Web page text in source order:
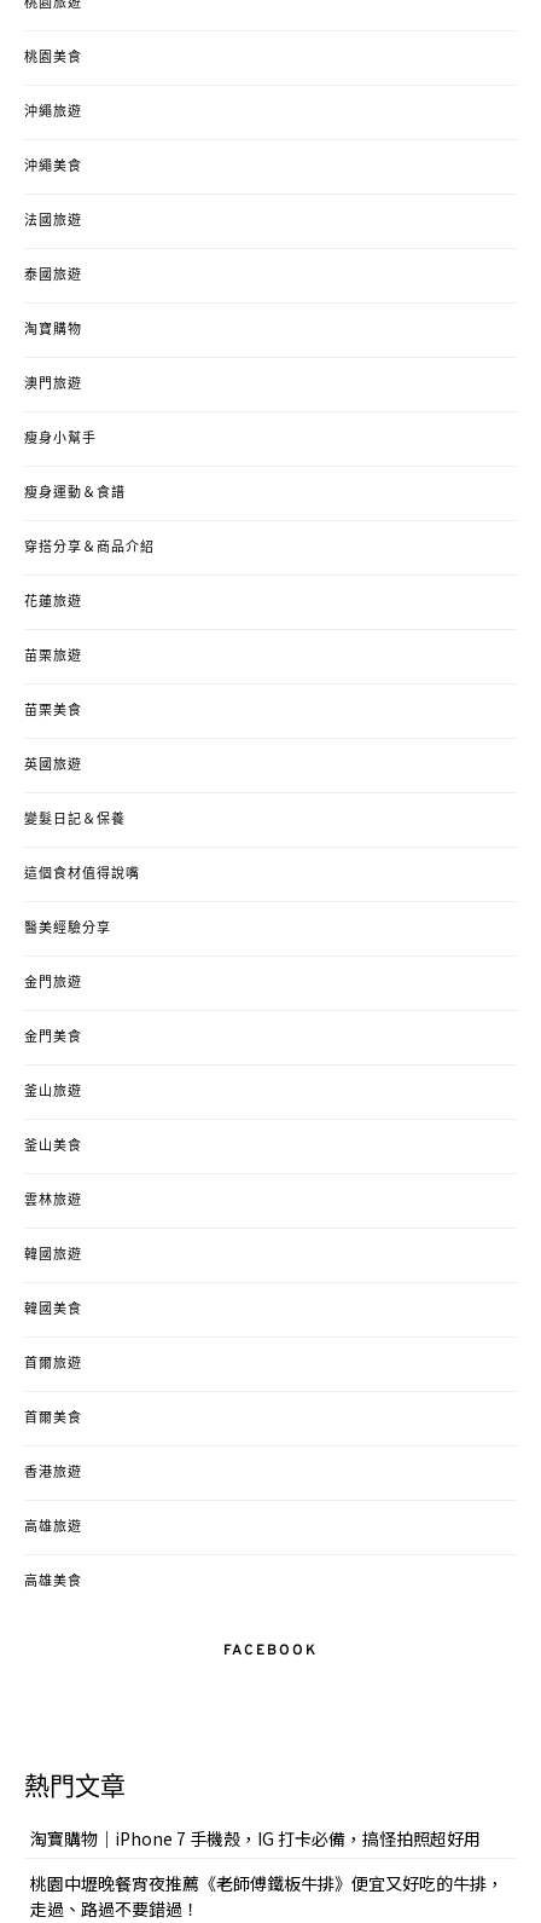
桃園旅遊
桃園美食
沖繩旅遊
沖繩美食
法國旅遊
泰國旅遊
淘寶購物
澳門旅遊
瘦身小幫手
瘦身運動＆食譜
穿搭分享＆商品介紹
花蓮旅遊
苗栗旅遊
苗栗美食
英國旅遊
變髮日記＆保養
這個食材值得說嘴
醫美經驗分享
金門旅遊
金門美食
釜山旅遊
釜山美食
雲林旅遊
韓國旅遊
韓國美食
首爾旅遊
首爾美食
香港旅遊
高雄旅遊
高雄美食
FACEBOOK
熱門文章
淘寶購物｜iPhone 7 手機殼，IG 打卡必備，搞怪拍照超好用
桃園中壢晚餐宵夜推薦《老師傅鐵板牛排》便宜又好吃的牛排，
走過、路過不要錯過！